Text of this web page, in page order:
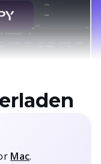
Mac.